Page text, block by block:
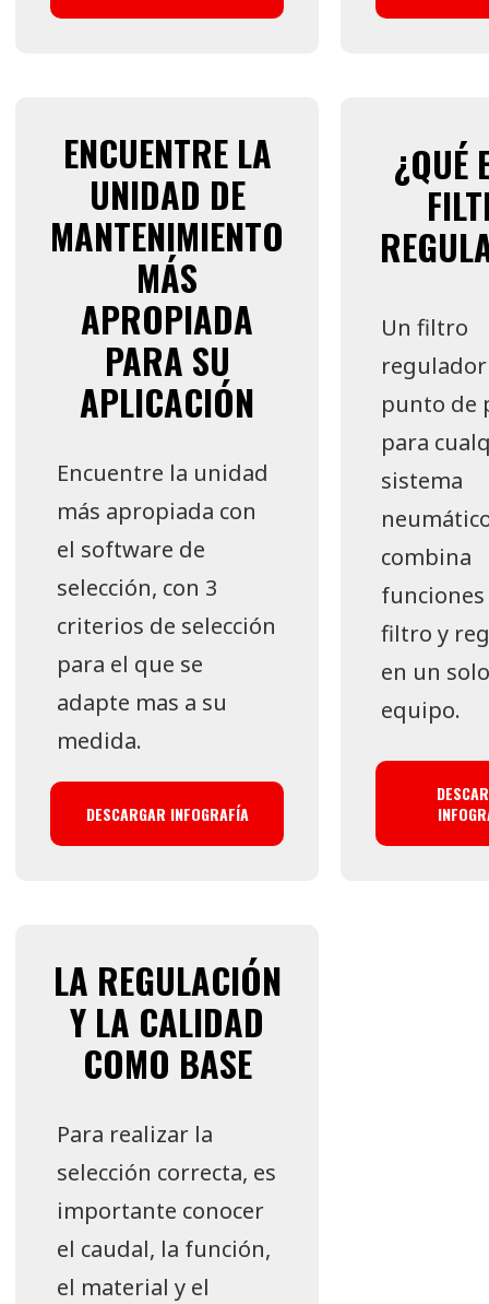
ENCUENTRE LA
UNIDAD DE
MANTENIMIENTO
MÁS
APROPIADA
PARA SU
APLICACIÓN
Encuentre la unidad
más apropiada con
el software de
selección, con 3
criterios de selección
para el que se
adapte mas a su
medida.
DESCARGAR INFOGRAFÍA
¿QUÉ
Un filtro
punto de
para
sistema
combina
funciones
filtro y
en un solo
equipo.
LA REGULACIÓN
Y LA CALIDAD
COMO BASE
Para realizar la
selección correcta, es
importante conocer
el caudal, la función,
el material y el